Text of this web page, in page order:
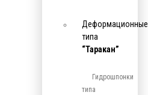
Деформационные
типа
“Таракан”
Гидрошпонки
типа